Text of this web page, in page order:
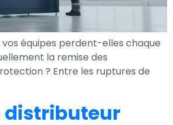
vos équipes perdent-elles chaque
la remise des
? Entre les ruptures de
distributeur